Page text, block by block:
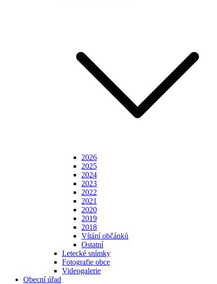
2026
2025
2024
2023
2022
2021
2020
2019
2018
Vítání občánků
Ostatní
Letecké snímky
Fotografie obce
Videogalerie
Obecní úřad